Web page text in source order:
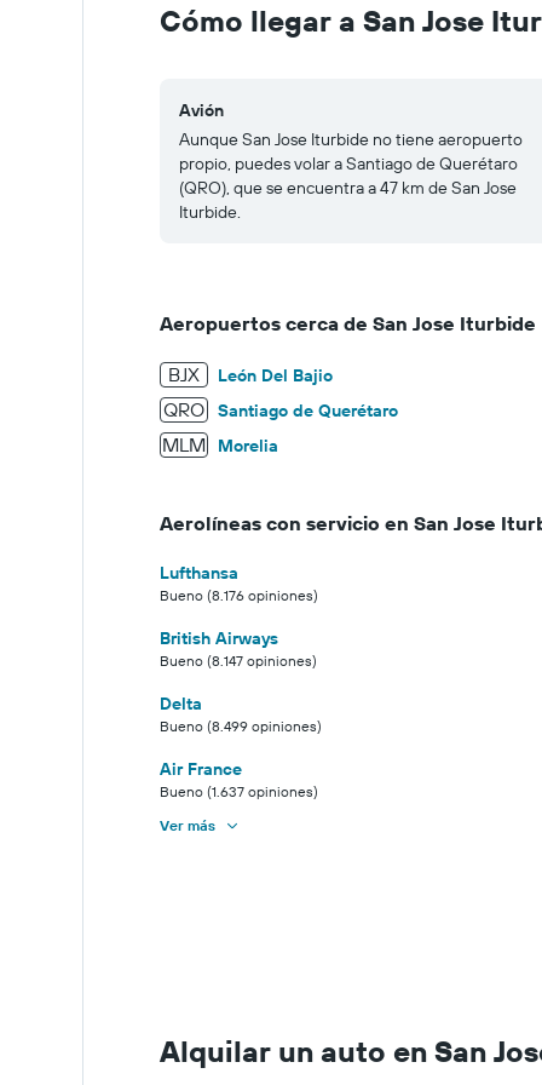
to
100.
Cómo llegar a San Jose
Avión
Aunque San Jose Iturbide no tiene aeropuerto
propio, puedes volar a Santiago de Querétaro
(QRO), que se encuentra a 47 km de San Jose
Iturbide.
Aeropuertos cerca de San Jose Iturbide
BJX León Del Bajio
QRO Santiago de Querétaro
MLM Morelia
Aerolíneas con servicio en San Jose
Lufthansa
Bueno (8.176 opiniones)
British Airways
Bueno (8.147 opiniones)
Delta
Bueno (8.499 opiniones)
Air France
Bueno (1.637 opiniones)
Ver más
Alquilar un auto en San